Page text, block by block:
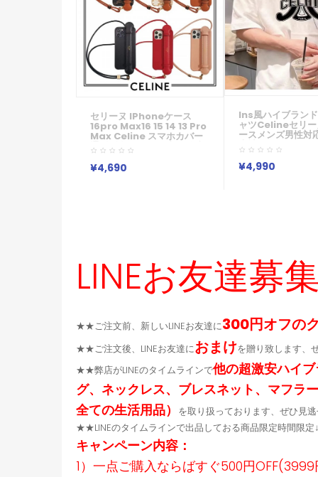
セリーヌ IPhoneケース
16pro Max16 15 14 13 Pro
Max Celine スマホカバー
通販 後払い代引国内発送携
帯電話ケース リストバンド
IPhone13/12 レザー ストラ
ップ 男女兼用欧米風
¥4,690
Ins風ハイブラン
ャツcelineセリー
ースメンズ男性対
半袖コットンTシ
ト 綿 かっこいい
トブラック メンズ
シンプル 春 春夏
¥4,990
LINEお友達募
★★ご注文前、新しいLINEお友達に300円オフの
★★ご注文後、LINEお友達におまけを贈り致します、
★★弊店がLINEのタイムラインで他の超激安ハイ
グ、ネックレス、ブレスネット、マフラ
全ての生活用品）
を取り扱っております、ぜひ見
★★LINEのタイムラインで出品しておる商品限定時間限
キャンペーン内容：
1）一点ご購入ならばすぐ500円